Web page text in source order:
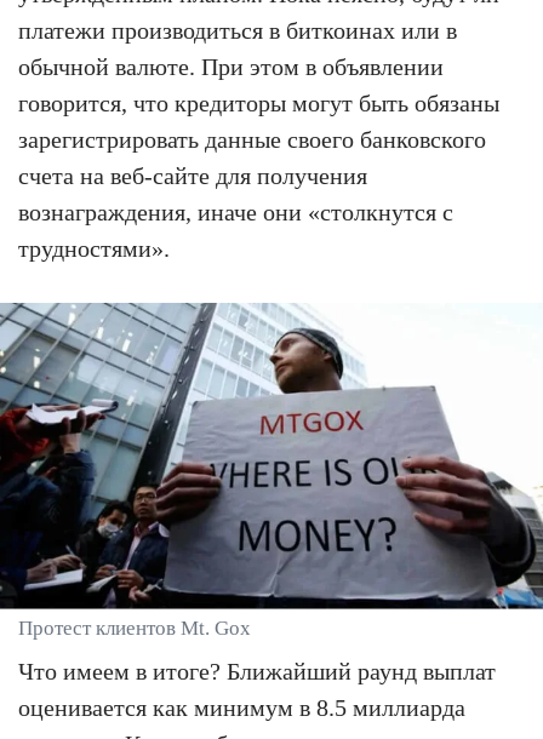
платежи производиться в биткоинах или в
обычной валюте. При этом в объявлении
говорится, что кредиторы могут быть обязаны
зарегистрировать данные своего банковского
счета на веб-сайте для получения
вознаграждения, иначе они «столкнутся с
трудностями».
Протест клиентов Mt. Gox
Что имеем в итоге? Ближайший раунд выплат
оценивается как минимум в 8.5 миллиарда